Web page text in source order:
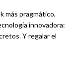
más pragmático,
innovadora:
Y regalar el